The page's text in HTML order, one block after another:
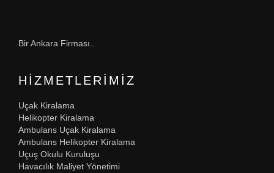
Bir Ankara Firması..
HIZMETLERIMIZ
Uçak Kiralama
Helikopter Kiralama
Ambulans Uçak Kiralama
Ambulans Helikopter Kiralama
Uçuş Okulu Kuruluşu
Havacılık Maliyet Yönetimi